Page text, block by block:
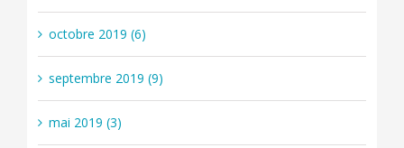
octobre 2019 (6)
septembre 2019 (9)
mai 2019 (3)